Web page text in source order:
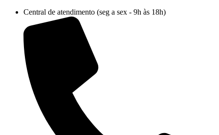
conteúdo
Central de atendimento (seg a sex - 9h às 18h)